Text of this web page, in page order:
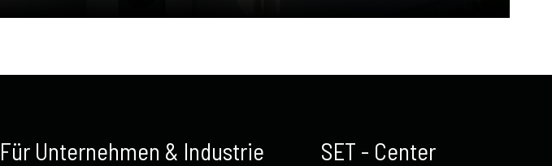
SET - Center
Für Unternehmen & Industrie